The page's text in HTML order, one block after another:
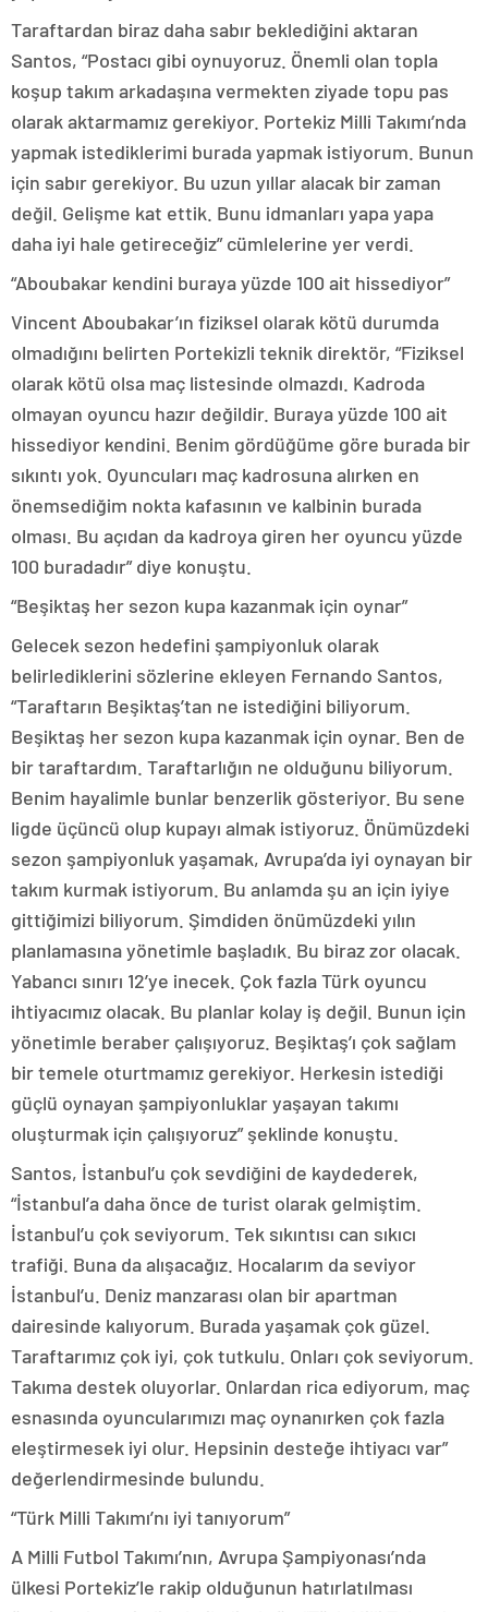
Taraftardan biraz daha sabır beklediğini aktaran
Santos, “Postacı gibi oynuyoruz. Önemli olan topla
koşup takım arkadaşına vermekten ziyade topu pas
olarak aktarmamız gerekiyor. Portekiz Milli Takımı’nda
yapmak istediklerimi burada yapmak istiyorum. Bunun
için sabır gerekiyor. Bu uzun yıllar alacak bir zaman
değil. Gelişme kat ettik. Bunu idmanları yapa yapa
daha iyi hale getireceğiz” cümlelerine yer verdi.
“Aboubakar kendini buraya yüzde 100 ait hissediyor”
Vincent Aboubakar’ın fiziksel olarak kötü durumda
olmadığını belirten Portekizli teknik direktör, “Fiziksel
olarak kötü olsa maç listesinde olmazdı. Kadroda
olmayan oyuncu hazır değildir. Buraya yüzde 100 ait
hissediyor kendini. Benim gördüğüme göre burada bir
sıkıntı yok. Oyuncuları maç kadrosuna alırken en
önemsediğim nokta kafasının ve kalbinin burada
olması. Bu açıdan da kadroya giren her oyuncu yüzde
100 buradadır” diye konuştu.
“Beşiktaş her sezon kupa kazanmak için oynar”
Gelecek sezon hedefini şampiyonluk olarak
belirlediklerini sözlerine ekleyen Fernando Santos,
“Taraftarın Beşiktaş’tan ne istediğini biliyorum.
Beşiktaş her sezon kupa kazanmak için oynar. Ben de
bir taraftardım. Taraftarlığın ne olduğunu biliyorum.
Benim hayalimle bunlar benzerlik gösteriyor. Bu sene
ligde üçüncü olup kupayı almak istiyoruz. Önümüzdeki
sezon şampiyonluk yaşamak, Avrupa’da iyi oynayan bir
takım kurmak istiyorum. Bu anlamda şu an için iyiye
gittiğimizi biliyorum. Şimdiden önümüzdeki yılın
planlamasına yönetimle başladık. Bu biraz zor olacak.
Yabancı sınırı 12’ye inecek. Çok fazla Türk oyuncu
ihtiyacımız olacak. Bu planlar kolay iş değil. Bunun için
yönetimle beraber çalışıyoruz. Beşiktaş’ı çok sağlam
bir temele oturtmamız gerekiyor. Herkesin istediği
güçlü oynayan şampiyonluklar yaşayan takımı
oluşturmak için çalışıyoruz” şeklinde konuştu.
Santos, İstanbul’u çok sevdiğini de kaydederek,
“İstanbul’a daha önce de turist olarak gelmiştim.
İstanbul’u çok seviyorum. Tek sıkıntısı can sıkıcı
trafiği. Buna da alışacağız. Hocalarım da seviyor
İstanbul’u. Deniz manzarası olan bir apartman
dairesinde kalıyorum. Burada yaşamak çok güzel.
Taraftarımız çok iyi, çok tutkulu. Onları çok seviyorum.
Takıma destek oluyorlar. Onlardan rica ediyorum, maç
esnasında oyuncularımızı maç oynanırken çok fazla
eleştirmesek iyi olur. Hepsinin desteğe ihtiyacı var”
değerlendirmesinde bulundu.
“Türk Milli Takımı’nı iyi tanıyorum”
A Milli Futbol Takımı’nın, Avrupa Şampiyonası’nda
ülkesi Portekiz’le rakip olduğunun hatırlatılması